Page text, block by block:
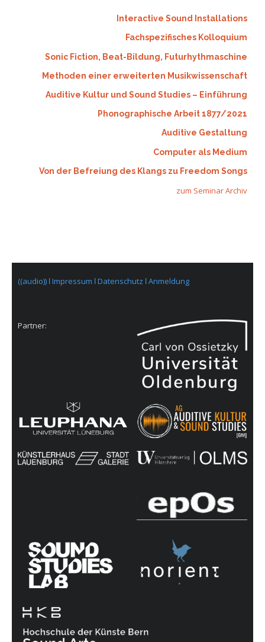
Interactive Sound Installations
Fachspezifisches Kolloquium
Sonic Fiction, Beat-Bildung, Futurhythmaschine
Methoden einer erweiterten Musikwissenschaft
Auditive Kultur und Sound Studies – Einführung
Phonographische Arbeit 1877/2021
Auditive Gestaltung
Computer als Medium
Von der Befreiung des Klangs zu Freedom Songs
zum Seminar Archiv
((audio)) ǀImpressum ǀDatenschutz ǀAnmeldung
Partner: